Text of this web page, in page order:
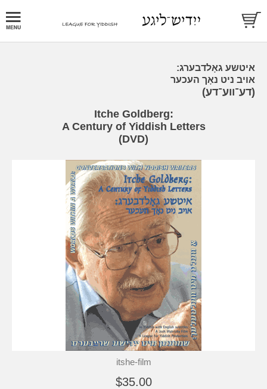
איטשע גאָלדבערג:
אויב ניט נאָך העכער
(דע־ווע־דע)
Itche Goldberg:
A Century of Yiddish Letters
(DVD)
itshe-film
$35.00